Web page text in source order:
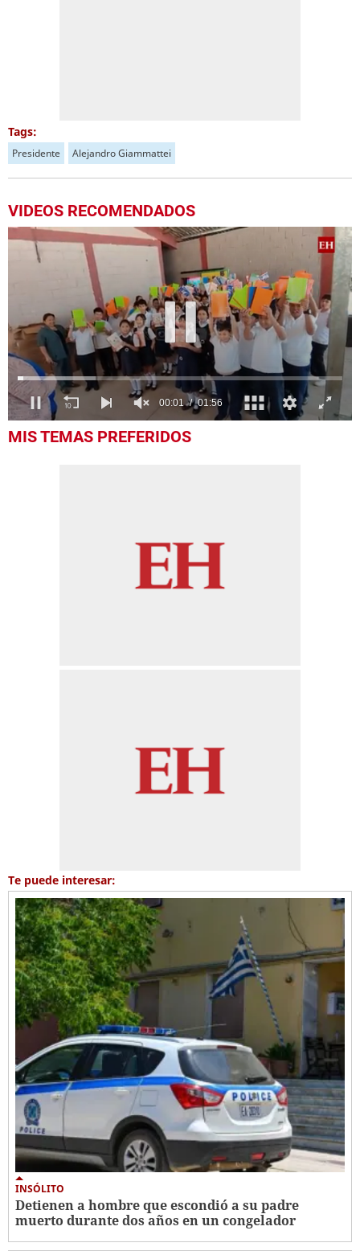
Tags:
Presidente Alejandro Giammattei
VIDEOS RECOMENDADOS
of
MIS TEMAS PREFERIDOS
Te puede interesar:
INSÓLITO
Detienen a hombre que escondió a su padre
muerto durante dos años en un congelador